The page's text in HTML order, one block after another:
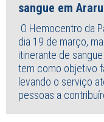
sangue em
O Hemocentro da
dia 19 de março,
itinerante de
tem como objetivo
levando o serviço
pessoas a